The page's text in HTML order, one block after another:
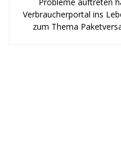
Verbraucherportal ins
zum Thema